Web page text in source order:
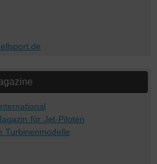
für Jet-Piloten
Turbinenmodelle